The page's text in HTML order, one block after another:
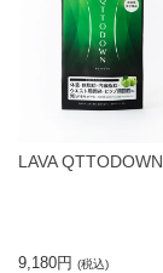
LAVA QTTODOWN
9,180円 (税込)